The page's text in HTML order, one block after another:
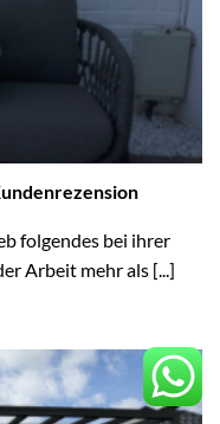
folgendes bei ihrer
Arbeit mehr als [...]